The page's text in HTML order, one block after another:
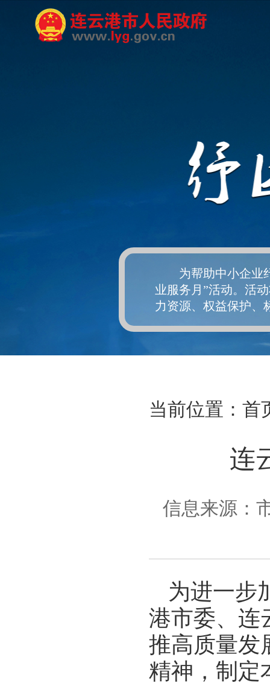
为帮助中小企业
业服务月”活动。活
力资源、权益保护、
当前位置： 首
连
信息来源：
为进一步
港市委、连
推高质量发
精神，制定